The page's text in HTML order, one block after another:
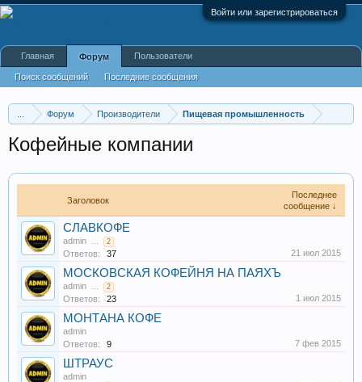
Войти или зарегистрироваться
Форум Производители Пищевая промышленность
Кофейные компании
Заголовок
Последнее
сообщение ↓
СЛАВКОФЕ
admin ... 2
Ответов: 37 21 июл 2015
МОСКОВСКАЯ КОФЕЙНЯ НА ПАЯХЪ
admin ... 2
Ответов: 23 1 июл 2015
МОНТАНА КОФЕ
admin
Ответов:
9 7 фев 2015
ШТРАУС
admin
Главная Форум
Поиск сообщений Последние сообщения
Пользователи